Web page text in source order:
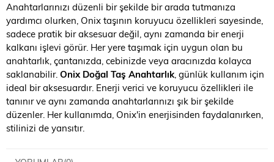
Anahtarlarınızı düzenli bir şekilde bir arada tutmanıza
yardımcı olurken, Onix taşının koruyucu özellikleri sayesinde,
sadece pratik bir aksesuar değil, aynı zamanda bir enerji
kalkanı işlevi görür. Her yere taşımak için uygun olan bu
anahtarlık, çantanızda, cebinizde veya aracınızda kolayca
saklanabilir. Onix Doğal Taş Anahtarlık, günlük kullanım için
ideal bir aksesuardır. Enerji verici ve koruyucu özellikleri ile
tanınır ve aynı zamanda anahtarlarınızı şık bir şekilde
düzenler. Her kullanımda, Onix'in enerjisinden faydalanırken,
stilinizi de yansıtır.